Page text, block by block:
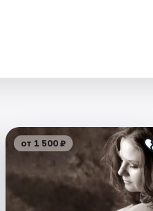
от 1 500 ₽